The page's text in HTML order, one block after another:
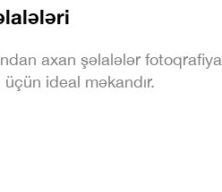
axan şəlalələr fotoqrafiya
ideal məkandır.